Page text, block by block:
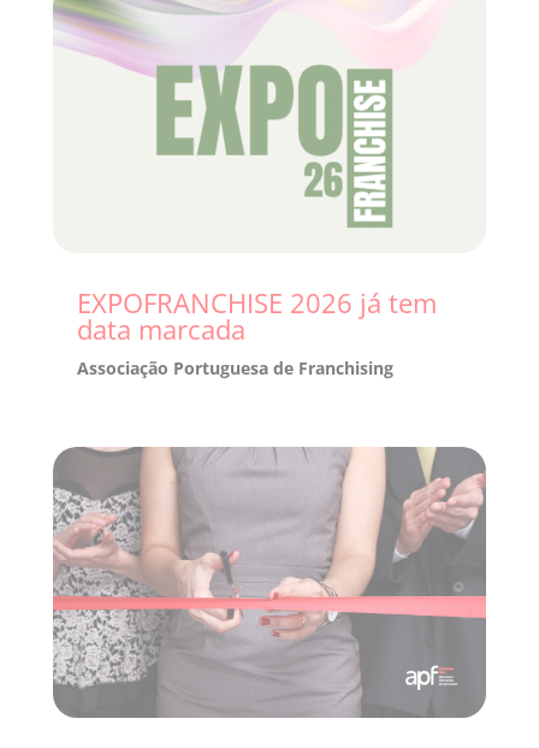
EXPOFRANCHISE 2026 já tem
data marcada
Associação Portuguesa de Franchising